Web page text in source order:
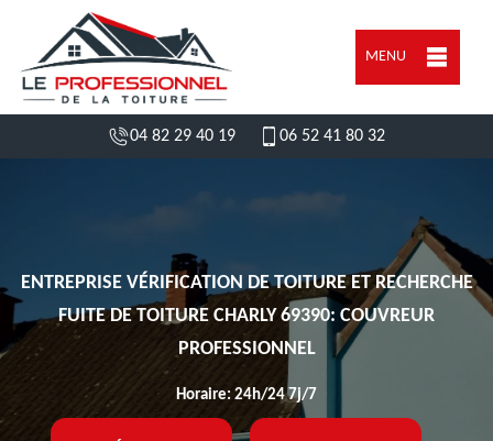
MENU
04 82 29 40 19 06 52 41 80 32
ENTREPRISE VÉRIFICATION DE TOITURE ET RECHERCHE
FUITE DE TOITURE CHARLY 69390: COUVREUR
PROFESSIONNEL
Horaire: 24h/24 7j/7